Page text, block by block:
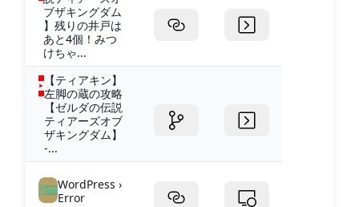
ブザキングダム
】残りの井戸は
あと4個！みつ
けちゃ...
【ティアキン】
左脚の蔵の攻略
【ゼルダの伝説
ティアーズオブ
ザキングダム】
-...
WordPress ›
Error